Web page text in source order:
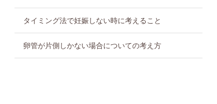
タイミング法で妊娠しない時に考えること
卵管が片側しかない場合についての考え方